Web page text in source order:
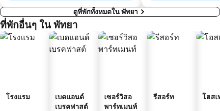
ดูที่พักทั้งหมดใน พัทยา
ที่พักอื่นๆ ใน พัทยา
โรงแรม
เบดแอนด์
เบรคฟาสต์
เซอร์วิสอ
พาร์ทเมนท์
รีสอร์ท โฮสเ